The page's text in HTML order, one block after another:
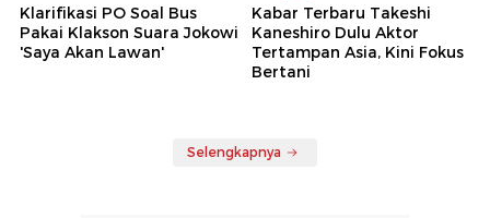
Klarifikasi PO Soal Bus
Pakai Klakson Suara Jokowi
'Saya Akan Lawan'
Kabar Terbaru Takeshi
Kaneshiro Dulu Aktor
Tertampan Asia, Kini Fokus
Bertani
Selengkapnya